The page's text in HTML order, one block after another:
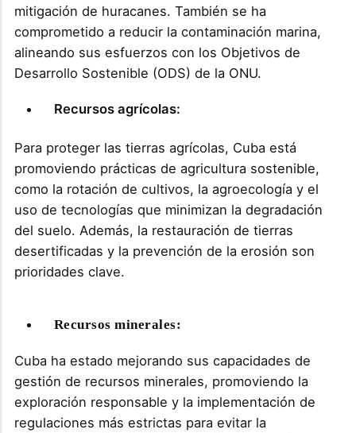
mitigación de huracanes. También se ha
comprometido a reducir la contaminación marina,
alineando sus esfuerzos con los Objetivos de
Desarrollo Sostenible (ODS) de la ONU​.
Recursos agrícolas:
Para proteger las tierras agrícolas, Cuba está
promoviendo prácticas de agricultura sostenible,
como la rotación de cultivos, la agroecología y el
uso de tecnologías que minimizan la degradación
del suelo. Además, la restauración de tierras
desertificadas y la prevención de la erosión son
prioridades clave​.
Recursos minerales:
Cuba ha estado mejorando sus capacidades de
gestión de recursos minerales, promoviendo la
exploración responsable y la implementación de
regulaciones más estrictas para evitar la